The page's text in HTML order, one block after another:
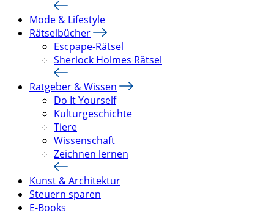
Mode & Lifestyle
Rätselbücher
Escpape-Rätsel
Sherlock Holmes Rätsel
Ratgeber & Wissen
Do It Yourself
Kulturgeschichte
Tiere
Wissenschaft
Zeichnen lernen
Kunst & Architektur
Steuern sparen
E-Books